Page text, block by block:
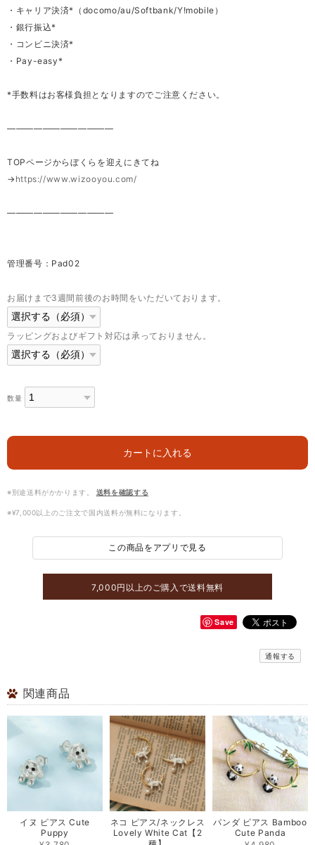
・キャリア決済*（docomo/au/Softbank/Y!mobile）
・銀行振込*
・コンビニ決済*
・Pay-easy*
*手数料はお客様負担となりますのでご注意ください。
————————————
TOPページからぼくらを迎えにきてね
→ https://www.wizooyou.com/
————————————
管理番号：Pad02
お届けまで3週間前後のお時間をいただいております。
ラッピングおよびギフト対応は承っておりません。
数量
カートに入れる
※別途送料がかかります。 送料を確認する
※¥7,000以上のご注文で国内送料が無料になります。
この商品をアプリで見る
7,000円以上のご購入で送料無料
Save
通報する
関連商品
イヌ ピアス Cute
Puppy
ネコ ピアス/ネックレス
Lovely White Cat【2
パンダ ピアス Bamboo
Cute Panda